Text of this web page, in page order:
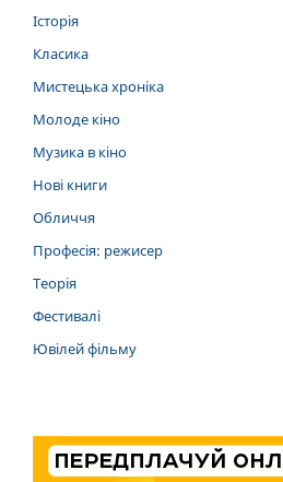
Історія
Класика
Мистецька хроніка
Молоде кіно
Музика в кіно
Нові книги
Обличчя
Професія: режисер
Теорія
Фестивалі
Ювілей фільму